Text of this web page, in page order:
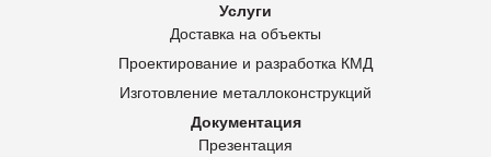
Услуги
Доставка на объекты
Проектирование и разработка КМД
Изготовление металлоконструкций
Документация
Презентация